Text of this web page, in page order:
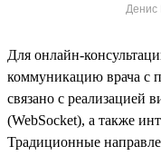
Денис
Для онлайн-
коммуникацию врача с
связано с реализацией
(WebSocket), а также
Традиционные